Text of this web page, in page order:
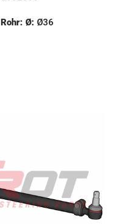
Rohr: Ø:Ø36